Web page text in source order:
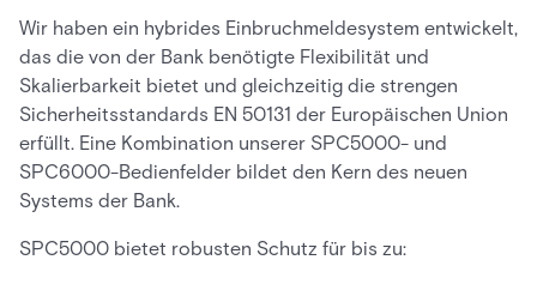
Wir haben ein hybrides Einbruchmeldesystem entwickelt,
das die von der Bank benötigte Flexibilität und
Skalierbarkeit bietet und gleichzeitig die strengen
Sicherheitsstandards EN 50131 der Europäischen Union
erfüllt. Eine Kombination unserer SPC5000- und
SPC6000-Bedienfelder bildet den Kern des neuen
Systems der Bank.
SPC5000 bietet robusten Schutz für bis zu: